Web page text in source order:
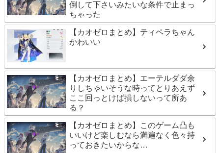
倒して下さいみたいな条件で止まっ
ちゃった
【カオゼロまとめ】ティペラちゃん
かわいい
【カオゼロまとめ】エーテルダダ余
りしちゃいそうな時ってとりあえず
ここ回っとけば損しないって所あ
る？
【カオゼロまとめ】このゲーム凸も
いいけど楽しむなら満遍なく色々持
っておきたいからな…